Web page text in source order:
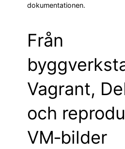
dokumentationen.
Från
Vagrant,
och
VM‑bilder